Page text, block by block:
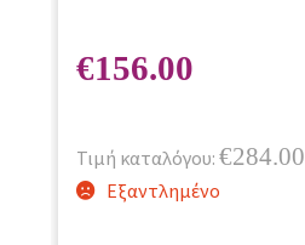
€156.00
Τιμή καταλόγου: €284.00
Εξαντλημένο